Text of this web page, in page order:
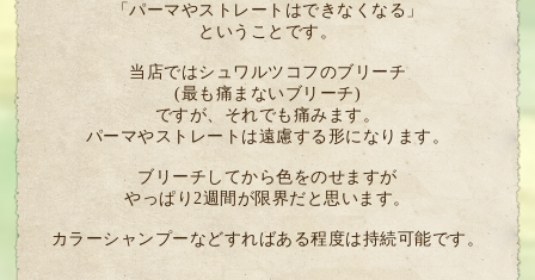
「パーマやストレートはできなくなる」
ということです。
当店ではシュワルツコフのブリーチ
(最も痛まないブリーチ)
ですが、それでも痛みます。
パーマやストレートは遠慮する形になります。
ブリーチしてから色をのせますが
やっぱり2週間が限界だと思います。
カラーシャンプーなどすればある程度は持続可能です。